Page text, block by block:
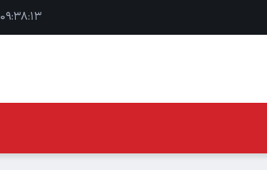
۰۹:۳۸:۱۳ - ۱۷ مرداد ۱۴۰۵